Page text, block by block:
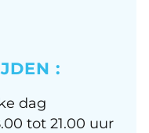
:
dag
tot 21.00 uur